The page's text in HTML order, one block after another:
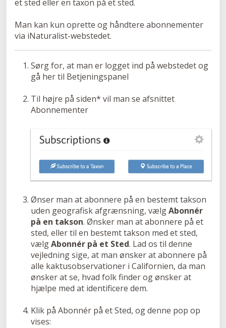
et sted eller en taxon på et sted.
Man kan kun oprette og håndtere abonnementer
via iNaturalist-webstedet.
Sørg for, at man er logget ind på webstedet og
gå her til Betjeningspanel
Til højre på siden* vil man se afsnittet
Abonnementer
Ønser man at abonnere på en bestemt takson
uden geografisk afgrænsning, vælgAbonnér
på en takson. Ønsker man at abonnere på et
sted, eller til en bestemt takson med et sted,
vælgAbonnér på et Sted. Lad os til denne
vejledning sige, at man ønsker at abonnere på
alle kaktusobservationer i Californien, da man
ønsker at se, hvad folk finder og ønsker at
hjælpe med at identificere dem.
Klik på Abonnér på et Sted, og denne pop op
vises: